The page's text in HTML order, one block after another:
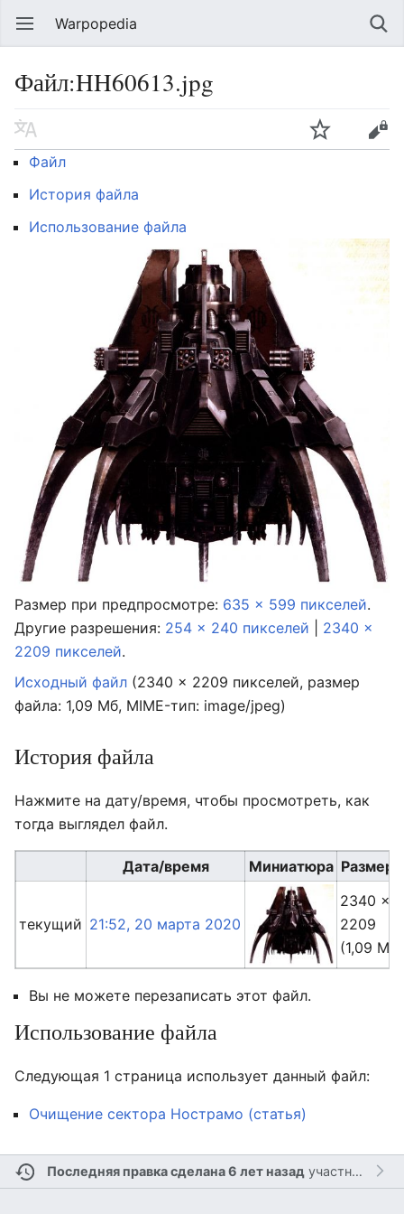
Warpopedia
Файл:HH60613.jpg
Файл
История файла
Использование файла
Размер при предпросмотре: 635 × 599 пикселей.
Другие разрешения: 254 × 240 пикселей
2340 ×
2209 пикселей.
Исходный файл (2340 × 2209 пикселей, размер
файла: 1,09 Мб, MIME-тип: image/jpeg)
История файла
Нажмите на дату/время, чтобы просмотреть, как
тогда выглядел файл.
Дата/время Миниатюра
текущий 21:52, 20 марта 2020
2340 ×
2209
(1,09 Мб)
Вы не можете перезаписать этот файл.
Использование файла
Следующая 1 страница использует данный файл:
Очищение сектора Нострамо (статья)
Последняя правка сделана 6 лет назадучастником